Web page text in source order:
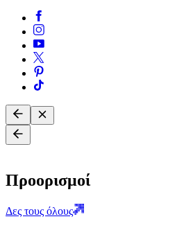
Προορισμοί
Δες τους όλους